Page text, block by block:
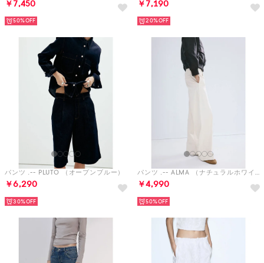
￥7,450
50%
￥7,190
20%
パンツ .-- PLUTO （オープンブルー）
￥6,290
30%
パンツ .-- ALMA （ナチュラルホワイト）
￥4,990
50%